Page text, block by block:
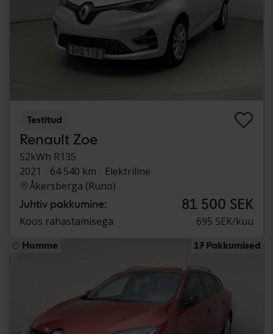
Testitud
Renault Zoe
52kWh R135
2021
64 540 km
Elektriline
Åkersberga (Runö)
Juhtiv pakkumine: 81 500 SEK
Koos rahastamisega 695 SEK/kuu
Homme 17 Pakkumised